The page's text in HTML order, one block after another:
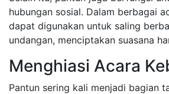
hubungan sosial. Dalam berbagai
dapat digunakan untuk saling
undangan, menciptakan suasana
Menghiasi Acara
Pantun sering kali menjadi bagian